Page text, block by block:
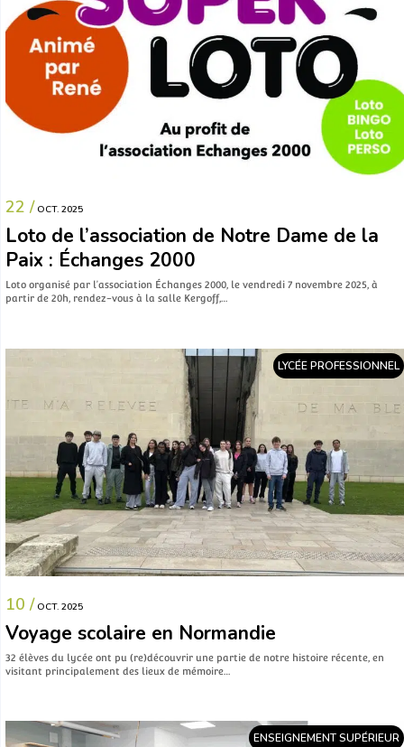
22 / OCT. 2025
Loto de l’association de Notre Dame de la
Paix : Échanges 2000
Loto organisé par l’association Échanges 2000, le vendredi 7 novembre 2025, à
partir de 20h, rendez-vous à la salle Kergoff,…
LYCÉE PROFESSIONNEL
10 / OCT. 2025
Voyage scolaire en Normandie
32 élèves du lycée ont pu (re)découvrir une partie de notre histoire récente, en
visitant principalement des lieux de mémoire…
ENSEIGNEMENT SUPÉRIEUR